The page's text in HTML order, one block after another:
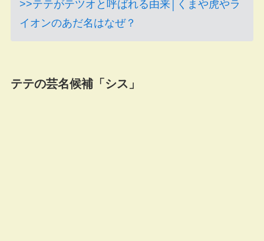
>>テテがテツオと呼ばれる由来│くまや虎やラ
イオンのあだ名はなぜ？
テテの芸名候補「シス」